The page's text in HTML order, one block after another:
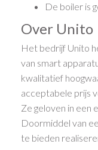
De boiler is
Over Unito
Het bedrijf Unito
van smart
kwalitatief
acceptabele prijs
Ze geloven in een
Doormiddel van
te bieden